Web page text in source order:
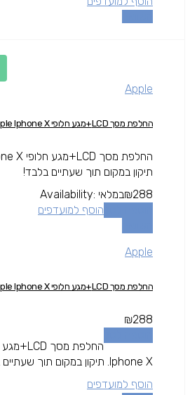
Apple
החלפת מסך LCD+מגע חלופי Apple Iphone X כולל מסגרת
תיקון במקום תוך שעתיים בלבד!
₪288
Availability: במלאי
הוסף למועדפים
Apple
החלפת מסך LCD+מגע חלופי Apple Iphone X כולל מסגרת
₪288
Iphone X. תיקון במקום תוך שעתיים בלבד!
הוסף למועדפים